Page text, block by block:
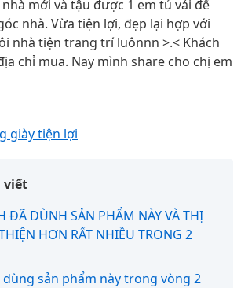
mới và tậu được 1 em tủ vải để
nhà. Vừa tiện lợi, đẹp lại hợp với
nhà tiện trang trí luônnn >.< Khách
chỉ mua. Nay mình share cho chị em
giày tiện lợi
viết
ĐÃ DÙNH SẢN PHẨM NÀY VÀ THỊ
HƠN RẤT NHIỀU TRONG 2
dùng sản phẩm này trong vòng 2